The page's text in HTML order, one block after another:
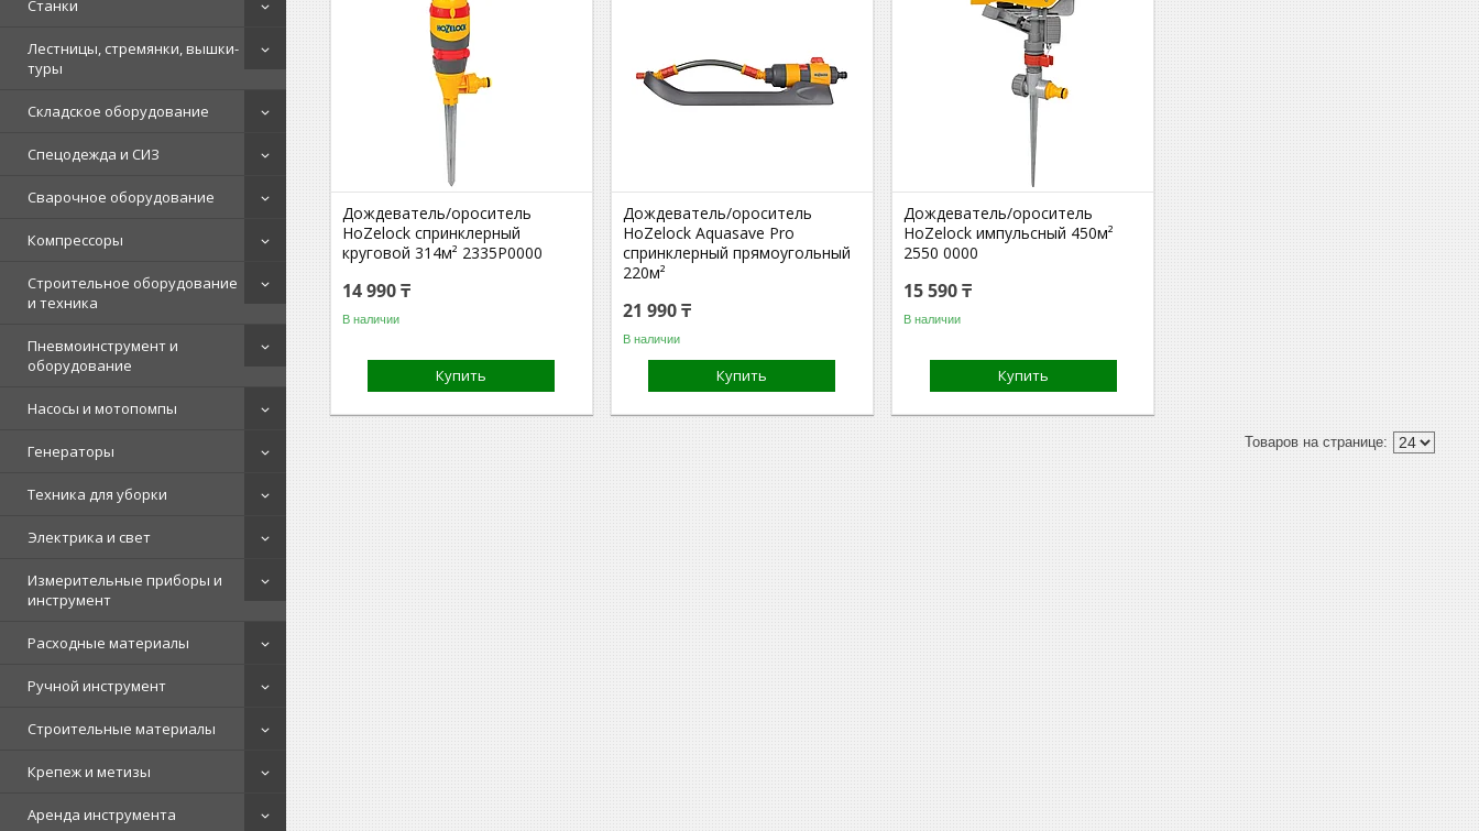
Станки
Лестницы, стремянки, вышки-
туры
Складское оборудование
Спецодежда и СИЗ
Сварочное оборудование
Компрессоры
Строительное оборудование
и техника
Пневмоинструмент и
оборудование
Насосы и мотопомпы
Генераторы
Техника для уборки
Электрика и свет
Измерительные приборы и
инструмент
Расходные материалы
Ручной инструмент
Строительные материалы
Крепеж и метизы
Аренда инструмента
Дождеватель/ороситель
HoZelock спринклерный
круговой 314м² 2335P0000
14 990 ₸
В наличии
Купить
Дождеватель/ороситель
HoZelock Aquasave Pro
спринклерный прямоугольный
220м²
21 990 ₸
В наличии
Купить
Дождеватель/ороситель
HoZelock импульсный 450м²
2550 0000
15 590 ₸
В наличии
Купить